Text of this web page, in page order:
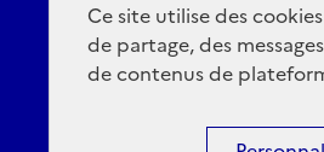
Ce site utilise des
de partage, des
de contenus de